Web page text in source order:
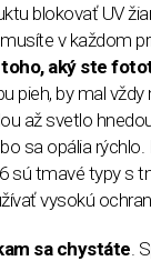
blokovať UV
v každom
aký ste
pieh, by mal
až svetlo
sa opália
sú tmavé typy s
vysokú
sa chystáte .